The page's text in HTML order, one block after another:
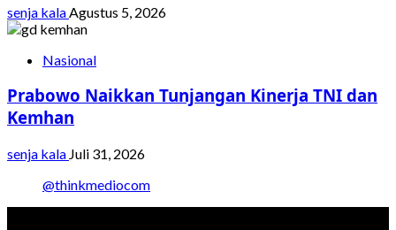
senja kala Agustus 5, 2026
Nasional
Prabowo Naikkan Tunjangan Kinerja TNI dan
Kemhan
senja kala Juli 31, 2026
@thinkmediocom